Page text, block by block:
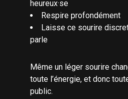
heureux·se
Respire profondément
Laisse ce sourire
parle
Même un léger sourire
toute l’énergie, et donc
public.